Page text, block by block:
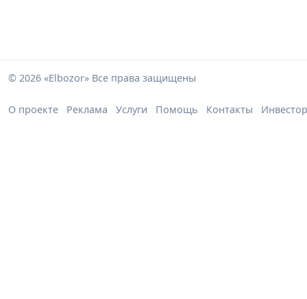
© 2026 «Elbozor» Все права защищены
О проекте Реклама Услуги Помощь Контакты